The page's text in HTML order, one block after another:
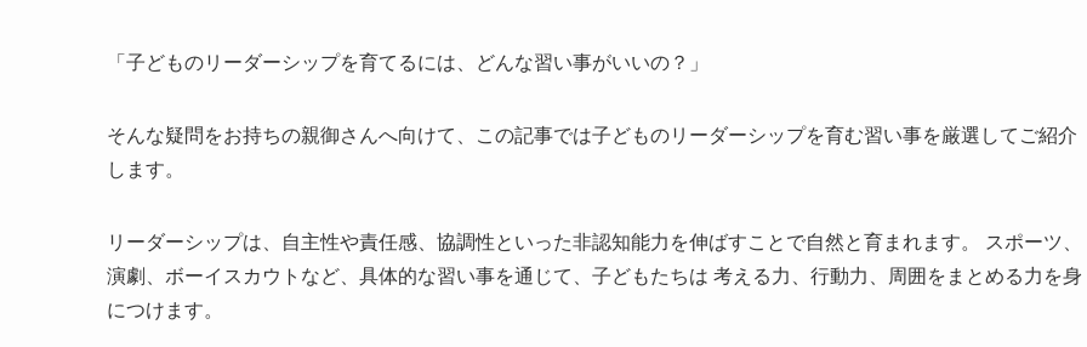
「子どものリーダーシップを育てるには、どんな習い事がいいの？」
そんな疑問をお持ちの親御さんへ向けて、この記事では子どものリーダーシップを育む習い事を厳選してご紹介
します。
リーダーシップは、自主性や責任感、協調性といった非認知能力を伸ばすことで自然と育まれます。 スポーツ、
演劇、ボーイスカウトなど、具体的な習い事を通じて、子どもたちは 考える力、行動力、周囲をまとめる力を身
につけます。